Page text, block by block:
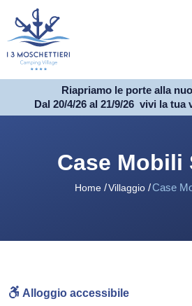
Riapriamo le porte alla
Dal 20/4/26 al 21/9/26 vivi la tua
Case Mobili
Home Villaggio Case
Alloggio accessibile